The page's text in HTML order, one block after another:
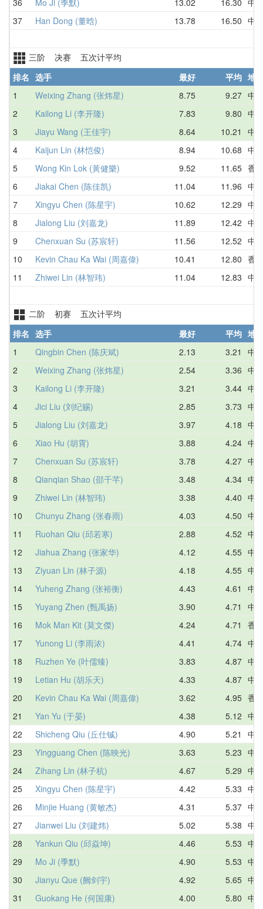
37
Han Dong (董晗) 13.78 16.50 中
三阶 决赛 五次计平均
排名 选手 最好 平均 地
1
Weixing Zhang (张炜星) 8.75 9.27 中
2
Kailong Li (李开隆) 7.83 9.80 中
3
Jiayu Wang (王佳宇) 8.64 10.21
中
4
Kaijun Lin (林恺俊) 8.94 10.68 中
5
Wong Kin Lok (黃健樂) 9.52 11.65 香
6
Jiakai Chen (陈佳凯) 11.04 11.96 中
7
Xingyu Chen (陈星宇) 10.62 12.29 中
8
Jialong Liu (刘嘉龙) 11.89 12.42 中
9
Chenxuan Su (苏宸轩) 11.56 12.52 中
10
Kevin Chau Ka Wai (周嘉偉) 10.41 12.80 香
11
Zhiwei Lin (林智玮) 11.04 12.83 中
二阶 初赛 五次计平均
排名 选手 最好 平均 地
1
Qingbin Chen (陈庆斌) 2.13 3.21
中
2
Weixing Zhang (张炜星) 2.54 3.36 中
3
Kailong Li (李开隆) 3.21 3.44 中
4
Jici Liu (刘纪赐) 2.85 3.73 中
5
Jialong Liu (刘嘉龙) 3.97 4.18 中
6
Xiao Hu (胡霄) 3.88 4.24 中
7
Chenxuan Su (苏宸轩) 3.78 4.27 中
8
Qianqian Shao (邵千芊) 3.48 4.34 中
9
Zhiwei Lin (林智玮) 3.38 4.40 中
10
Chunyu Zhang (张春雨) 4.03 4.50 中
11
Ruohan Qiu (邱若寒) 2.88 4.52 中
12
Jiahua Zhang (张家华) 4.12 4.55 中
13
Ziyuan Lin (林子源) 4.18 4.55 中
14
Yuheng Zhang (张裕衡) 4.43 4.61
中
15
Yuyang Zhen (甄禹扬) 3.90 4.71
中
16
Mok Man Kit (莫文傑) 4.24 4.71
香
17
Yunong Li (李雨浓) 4.41 4.74 中
18
Ruzhen Ye (叶儒臻) 3.83 4.87 中
19
Letian Hu (胡乐天) 4.33 4.87 中
20
Kevin Chau Ka Wai (周嘉偉) 3.62 4.95 香
21
Yan Yu (于晏) 4.38 5.12 中
22
Shicheng Qiu (丘仕铖) 4.90 5.21
中
23
Yingguang Chen (陈映光) 3.63 5.23 中
24
Zihang Lin (林子杭) 4.67 5.29 中
25
Xingyu Chen (陈星宇) 4.42 5.33 中
26
Minjie Huang (黄敏杰) 4.31 5.37 中
27
Jianwei Liu (刘建炜) 5.02 5.38 中
28
Yankun Qiu (邱焱坤) 4.46 5.53 中
29
Mo Ji (季默) 4.90 5.53 中
30
Jianyu Que (阙剑宇) 4.92 5.65 中
31
Guokang He (何国康) 4.00 5.80 中